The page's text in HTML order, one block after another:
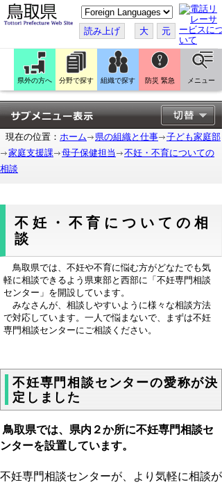
こ
の
ペ
ー
ジ
翻
訳
す
る
読み上げ 大 元
県外の方へ 分野で探す 組織で探す 防災 緊急 メニュー
現在の位置： ホーム 県の組織と仕事
子ども家庭部
家庭支援課
母子保健担当
不妊・不育についての
相談
不妊・不育についての相
談
鳥取県では、不妊や不育に悩む方がどなたでも気
軽に相談できるよう県東部と西部に「不妊専門相談
センター」を開設しています。
みなさんが、相談しやすいように様々な相談方法
で対応しています。一人で悩まないで、まずは不妊
専門相談センターにご相談ください。
不妊専門相談センターの愛称が決
定しました
鳥取県では、県内２か所に不妊専門相談セ
ンターを設置しています。
不妊専門相談センターが、より 気軽に相談が